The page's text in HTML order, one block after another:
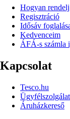
Hogyan
Regisztráció
Idősáv
Kedvenceim
ÁFÁ-s számla
Kapcsolat
Tesco.hu
Áruházkereső